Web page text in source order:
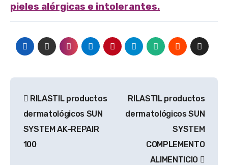
pieles alérgicas e intolerantes.
de
entradas
RILASTIL productos
dermatológicos SUN
SYSTEM AK-REPAIR
100
RILASTIL productos
dermatológicos SUN
SYSTEM
COMPLEMENTO
ALIMENTICIO